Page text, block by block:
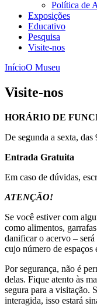
Política de
Exposições
Educativo
Pesquisa
Visite-nos
InícioO Museu
Visite-nos
HORÁRIO DE
De segunda a sexta, das
Entrada Gratuita
Em caso de dúvidas,
ATENÇÃO!
Se você estiver com
como alimentos,
danificar o acervo –
cujo número de espaços
Por segurança, não é
delas. Fique atento às
segura para a visitação.
interagida, isso estará